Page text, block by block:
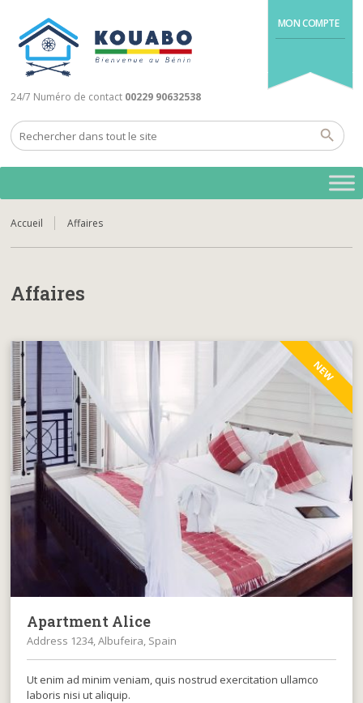
MON COMPTE
24/7 Numéro de contact 00229 90632538
Accueil Affaires
Affaires
NEW
Apartment Alice
Address 1234, Albufeira, Spain
Ut enim ad minim veniam, quis nostrud exercitation ullamco
laboris nisi ut aliquip.